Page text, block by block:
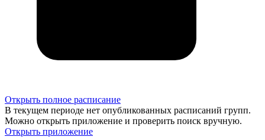
Открыть полное расписание
В текущем периоде нет опубликованных расписаний групп.
Можно открыть приложение и проверить поиск вручную.
Открыть приложение